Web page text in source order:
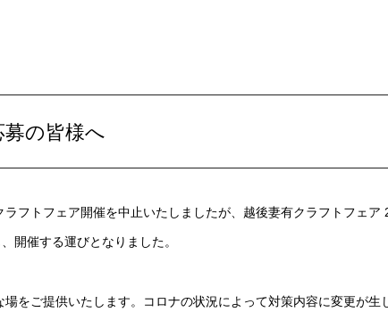
募の皆様へ
フトフェア開催を中止いたしましたが、越後妻有クラフトフェア
開催する運びとなりました。
をご提供いたします。コロナの状況によって対策内容に変更が生